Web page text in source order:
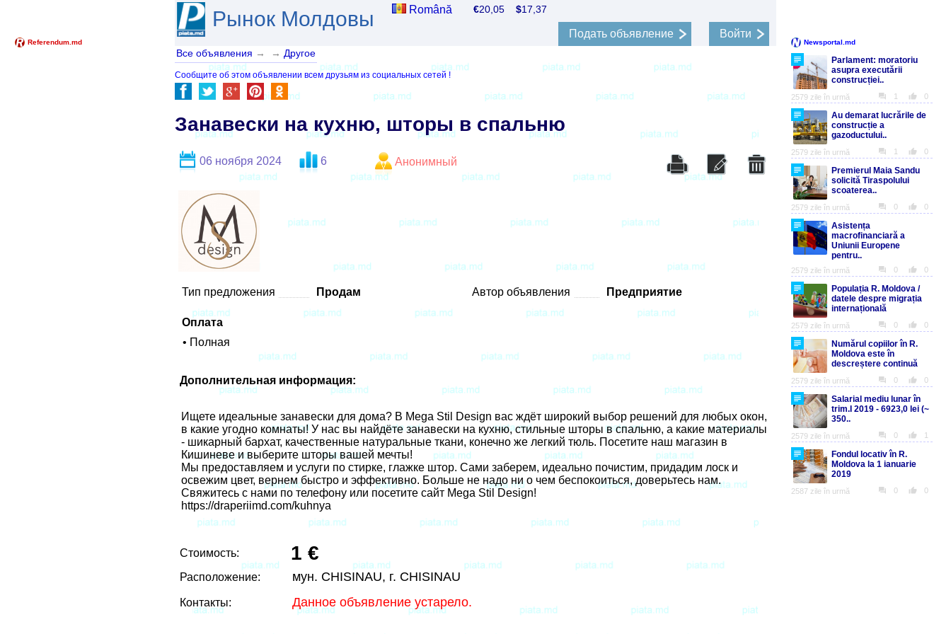
Рынок Молдовы Română €20,05$17,37
Подать объявление Войти
Все объявления → → Другое
Сообщите об этом объявлении всем друзьям из социальных сетей !
Занавески на кухню, шторы в спальню
06 ноября 2024 6 Анонимный
Тип предложения Продам Автор объявления Предприятие
Оплата
• Полная
Дополнительная информация:
Ищете идеальные занавески для дома? В Mega Stil Design вас ждёт широкий выбор решений для любых окон,
в какие угодно комнаты! У нас вы найдёте занавески на кухню, стильные шторы в спальню, а какие материалы
- шикарный бархат, качественные натуральные ткани, конечно же легкий тюль. Посетите наш магазин в
Кишиневе и выберите шторы вашей мечты!
Мы предоставляем и услуги по стирке, глажке штор. Сами заберем, идеально почистим, придадим лоск и
освежим цвет, вернем быстро и эффективно. Больше не надо ни о чем беспокоиться, доверьтесь нам.
Свяжитесь с нами по телефону или посетите сайт Mega Stil Design!
https://draperiimd.com/kuhnya
Стоимость: 1 €
Расположение: мун. CHISINAU, г. CHISINAU
Контакты: Данное объявление устарело.